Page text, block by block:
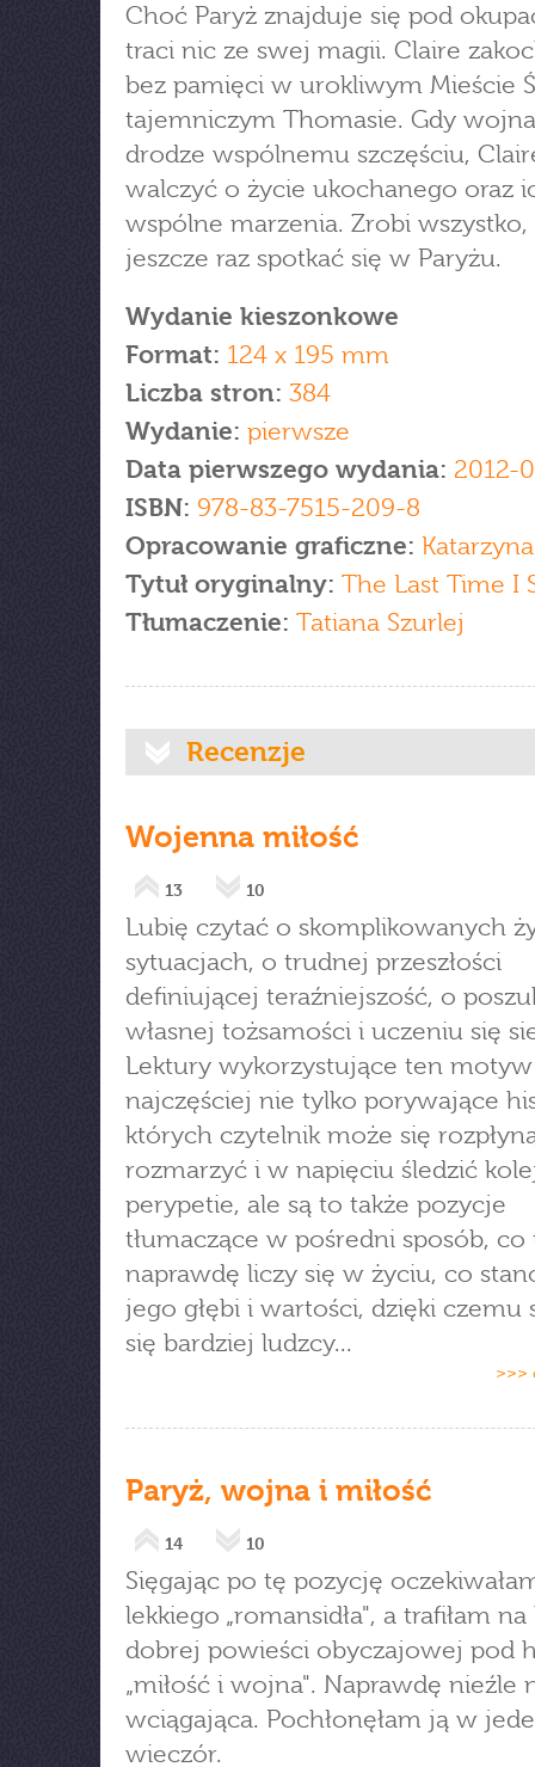
Choć Paryż znajduje się pod
traci nic ze swej magii. Claire
bez pamięci w urokliwym Mieście
tajemniczym Thomasie. Gdy
drodze wspólnemu szczęściu,
walczyć o życie ukochanego oraz
wspólne marzenia. Zrobi
jeszcze raz spotkać się w Paryżu.
Wydanie kieszonkowe
Format: 124 x 195 mm
Liczba stron: 384
Wydanie: pierwsze
Data pierwszego wydania: 2012-
ISBN: 978-83-7515-209-8
Opracowanie graficzne:
Tytuł oryginalny: The Last Time I
Tłumaczenie: Tatiana Szurlej
Recenzje
Wojenna miłość
13 10
Lubię czytać o skomplikowanych
sytuacjach, o trudnej przeszłości
definiującej teraźniejszość, o
własnej tożsamości i uczeniu się
Lektury wykorzystujące ten
najczęściej nie tylko porywające
których czytelnik może się
rozmarzyć i w napięciu śledzić
perypetie, ale są to także pozycje
tłumaczące w pośredni sposób, co
naprawdę liczy się w życiu, co
jego głębi i wartości, dzięki czemu
się bardziej ludzcy...
>>>
Paryż, wojna i miłość
14 10
Sięgając po tę pozycję
lekkiego „romansidła", a trafiłam na
dobrej powieści obyczajowej pod
„miłość i wojna". Naprawdę nieźle
wciągająca. Pochłonęłam ją w
wieczór.